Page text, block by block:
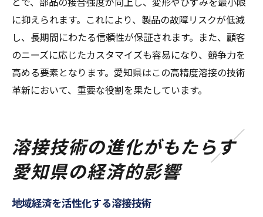
に抑えられます。これにより、製品の故障リスクが低減
し、長期間にわたる信頼性が保証されます。また、顧客
のニーズに応じたカスタマイズも容易になり、競争力を
高める要素となります。愛知県はこの高精度溶接の技術
革新において、重要な役割を果たしています。
溶接技術の進化がもたらす
愛知県の経済的影響
地域経済を活性化する溶接技術